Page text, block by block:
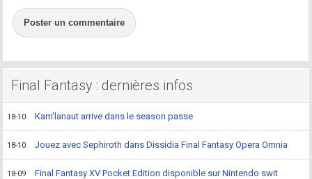
Poster un commentaire
Final Fantasy : dernières infos
18-10 Kam'lanaut arrive dans le season passe
18-10 Jouez avec Sephiroth dans Dissidia Final Fantasy Opera Omnia
18-09 Final Fantasy XV Pocket Edition disponible sur Nintendo swit